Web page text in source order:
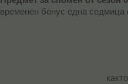
временен бонус една седмица